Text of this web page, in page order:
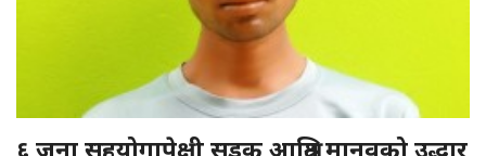
६ जना सहयोगापेक्षी सडक आश्रित मानवको उद्धार